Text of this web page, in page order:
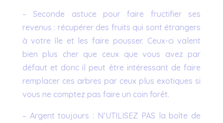
– Seconde astuce pour faire fructifier ses
revenus : récupérer des fruits qui sont étrangers
à votre île et les faire pousser. Ceux-ci valent
bien plus cher que ceux que vous avez par
défaut et donc il peut être intéressant de faire
remplacer ces arbres par ceux plus exotiques si
vous ne comptez pas faire un coin forêt.
– Argent toujours : N’UTILISEZ PAS la boîte de